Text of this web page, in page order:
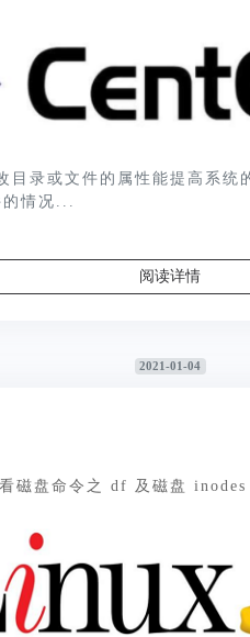
目录或文件的属性能提高系统
情况...
阅读详情
2021-01-04
磁盘命令之 df 及磁盘 inodes